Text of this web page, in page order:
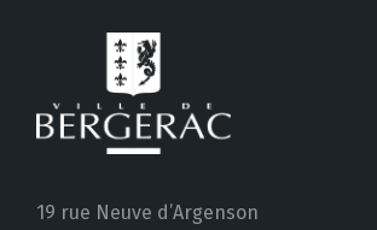
19 rue Neuve d’Argenson